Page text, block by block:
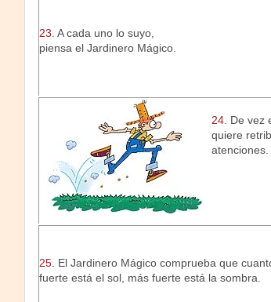
23. A cada uno lo suyo,
piensa el Jardinero Mágico.
24. De vez
quiere
atenciones.
25. El Jardinero Mágico comprueba que
fuerte está el sol, más fuerte está la sombra.